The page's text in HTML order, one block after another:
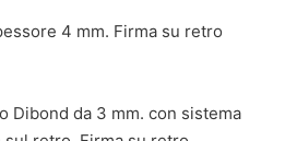
4 mm. Firma su retro
Dibond da 3 mm. con sistema